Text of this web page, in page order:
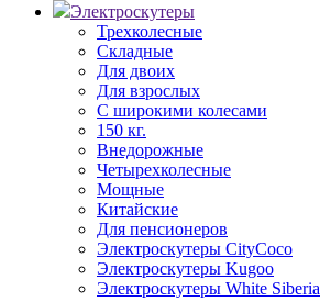
Электроскутеры
Трехколесные
Складные
Для двоих
Для взрослых
С широкими колесами
150 кг.
Внедорожные
Четырехколесные
Мощные
Китайские
Для пенсионеров
Электроскутеры CityCoco
Электроскутеры Kugoo
Электроскутеры White Siberia